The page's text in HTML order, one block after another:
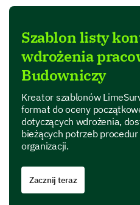
Effective communication
Guidance and Support
Next, we would like to
support provided during
Did your supervisor or
weeks?
Yes
Szablon listy
wdrożenia
Budowniczy
Kreator szablonów
format do oceny
dotyczących wdrożenia,
bieżących potrzeb
organizacji.
Zacznij teraz